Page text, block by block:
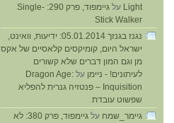
Light על
גיימפוד, פרק 290: Single-
Stick Walker
נגנז בגנזך 05.01.2014: ידיעות, וואינט,
ישראל היום, קומיקסים קלאסיים של אקס
מן וגם המון דברים שלא קשורים
לעיתונים! - ניימן על Dragon Age:
Inquisition – פנטזיה גנרית להפליא
שפשוט עובדת
גיימר_שמח על
גיימפוד, פרק 380: לא